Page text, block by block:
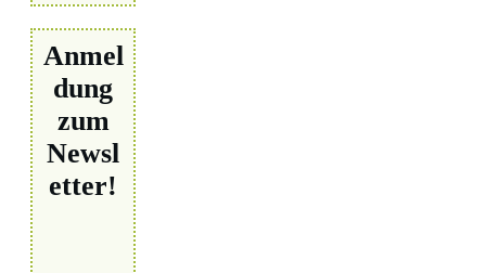
Anmel
dung
zum
Newsl
etter!